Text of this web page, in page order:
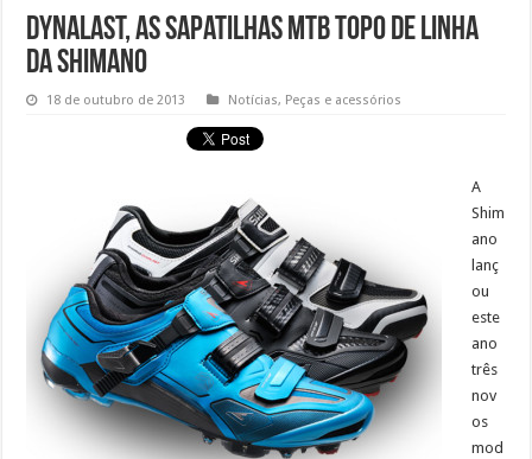
Dynalast, as sapatilhas MTB topo de linha
da Shimano
18 de outubro de 2013 Notícias, Peças e acessórios
A
Shim
ano
lanç
ou
este
ano
três
nov
os
mod